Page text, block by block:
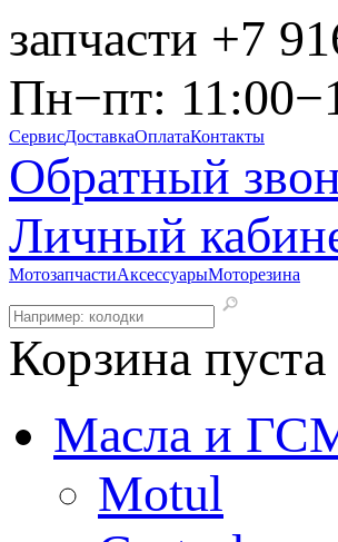
запчасти +7
Пн−пт:
СервисДоставкаОплатаКонтакты
Обратный
Личный
МотозапчастиАксессуарыМоторезина
Корзина пуста
Масла и
Motul